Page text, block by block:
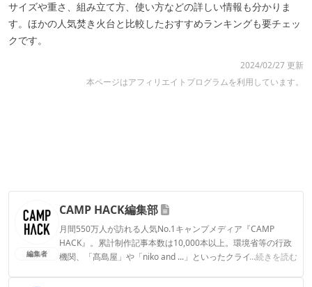
サイズや重さ、組み立て方、使い方などの詳しい情報も分かりま
す。ほかの人気焚き火台と比較したおすすめランキングも要チェッ
クです。
2024/02/27 更新
本ページはアフィリエイトプログラムを利用しています。
編集者
CAMP HACK編集部
月間550万人が訪れる人気No.1キャンプメディア『CAMP
HACK』。累計制作記事本数は10,000本以上。環境省等の行政
機関、「髙島屋」や「niko and ...」といったクライアントとの
...続きを読む